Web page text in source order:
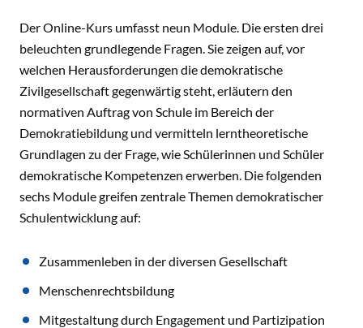
Der Online-Kurs umfasst neun Module. Die ersten drei
beleuchten grundlegende Fragen. Sie zeigen auf, vor
welchen Herausforderungen die demokratische
Zivilgesellschaft gegenwärtig steht, erläutern den
normativen Auftrag von Schule im Bereich der
Demokratiebildung und vermitteln lerntheoretische
Grundlagen zu der Frage, wie Schülerinnen und Schüler
demokratische Kompetenzen erwerben. Die folgenden
sechs Module greifen zentrale Themen demokratischer
Schulentwicklung auf:
Zusammenleben in der diversen Gesellschaft
Menschenrechtsbildung
Mitgestaltung durch Engagement und Partizipation